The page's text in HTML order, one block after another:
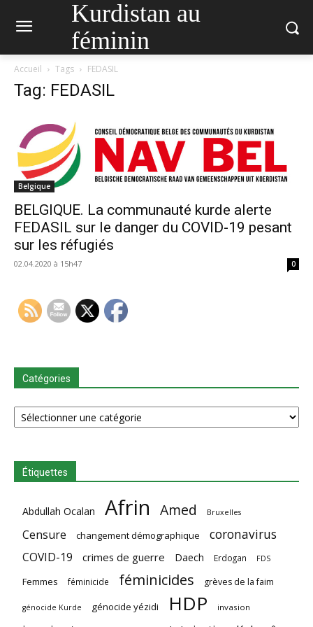
Kurdistan au
féminin
Accueil Tags FEDASIL
Tag: FEDASIL
Belgique
BELGIQUE. La communauté kurde alerte
FEDASIL sur le danger du COVID-19 pesant
sur les réfugiés
02.04.2020 à 15h47 0
Catégories
Catégories
Étiquettes
Abdullah Ocalan Afrin Amed Bruxelles
Censure changement démographique coronavirus
COVID-19 crimes de guerre Daech Erdogan FDS
Femmes féminicide féminicides grèves de la faim
génocide Kurde génocide yézidi HDP invasion